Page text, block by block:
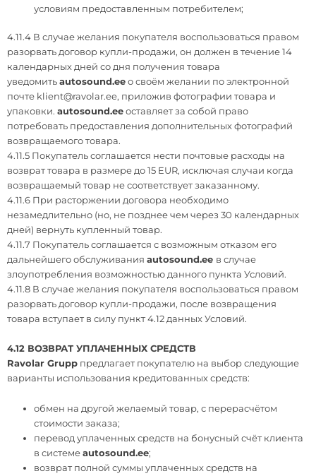
условиям предоставленным потребителем;
4.11.4 В случае желания покупателя воспользоваться правом
разорвать договор купли-продажи, он должен в течение 14
календарных дней со дня получения товара
уведомить autosound.ee о своём желании по электронной
почте klient@ravolar.ee, приложив фотографии товара и
упаковки. autosound.ee оставляет за собой право
потребовать предоставления дополнительных фотографий
возвращаемого товара.
4.11.5 Покупатель соглашается нести почтовые расходы на
возврат товара в размере до 15 EUR, исключая случаи когда
возвращаемый товар не соответствует заказанному.
4.11.6 При расторжении договора необходимо
незамедлительно (но, не позднее чем через 30 календарных
дней) вернуть купленный товар.
4.11.7 Покупатель соглашается с возможным отказом его
дальнейшего обслуживания autosound.ee в случае
злоупотребления возможностью данного пункта Условий.
4.11.8 В случае желания покупателя воспользоваться правом
разорвать договор купли-продажи, после возвращения
товара вступает в силу пункт 4.12 данных Условий.
4.12 ВОЗВРАТ УПЛАЧЕННЫХ СРЕДСТВ
Ravolar Grupp предлагает покупателю на выбор следующие
варианты использования кредитованных средств:
обмен на другой желаемый товар, с перерасчётом
стоимости заказа;
перевод уплаченных средств на бонусный счёт клиента
в системеautosound.ee;
возврат полной суммы уплаченных средств на